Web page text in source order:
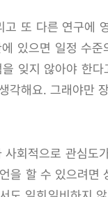
또 다른 연구에
있으면 일정 수
잊지 않아야 한
해요. 그래야만
회적으로 관심도
을 할 수 있으려